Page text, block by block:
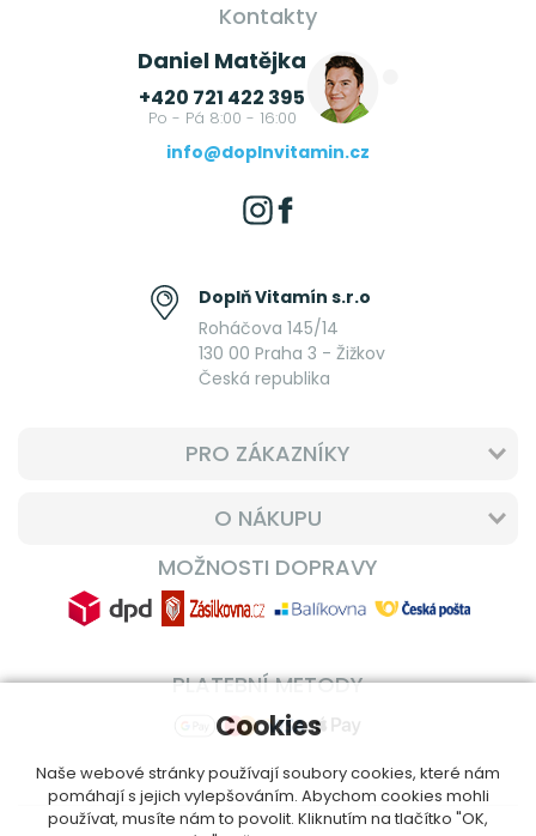
Kontakty
Daniel Matějka
+420 721 422 395
Po - Pá 8:00 - 16:00
info@doplnvitamin.cz
Doplň Vitamín s.r.o
Roháčova 145/14
130 00 Praha 3 - Žižkov
Česká republika
PRO ZÁKAZNÍKY
O NÁKUPU
MOŽNOSTI DOPRAVY
PLATEBNÍ METODY
Cookies
Naše webové stránky používají soubory cookies, které nám
pomáhají s jejich vylepšováním. Abychom cookies mohli
používat, musíte nám to povolit. Kliknutím na tlačítko "OK,